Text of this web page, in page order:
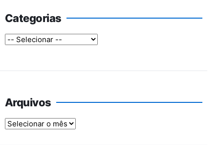
Categorias
Arquivos
Arquivos